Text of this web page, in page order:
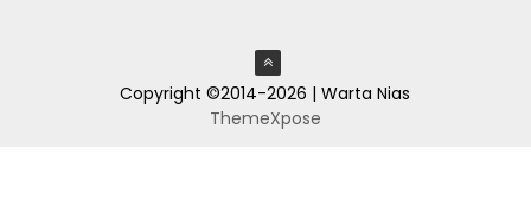
Copyright ©2014-2026 | Warta Nias
ThemeXpose